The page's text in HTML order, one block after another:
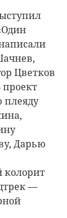
Цветков
плеяду
Дарью
колорит
—